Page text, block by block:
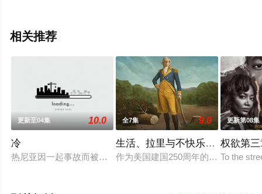
相关推荐
更新至04集 10.0
冷
热尼亚因一起事故而被不公正地监禁，她的丈夫和6岁的女儿在
全7集 9.0
生活、拉里与不快乐的追求：一
作为美国建国250周年的献礼，该剧
更新第08集
权欲第
To the